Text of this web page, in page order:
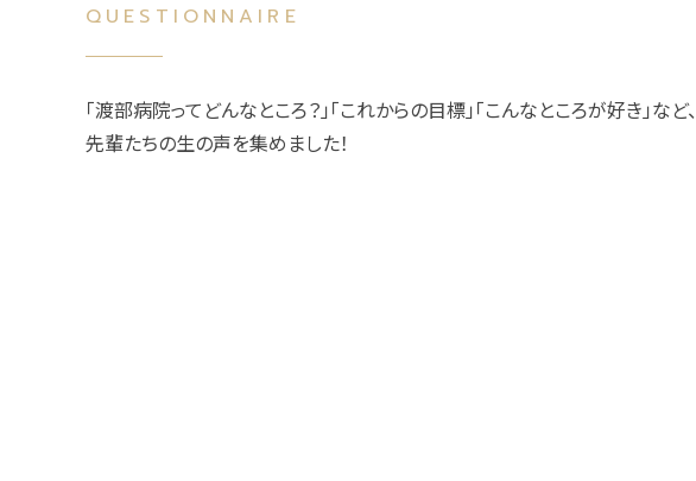
QUESTIONNAIRE
「渡部病院ってどんなところ？」「これからの目標」「こんなところが好き」など、
先輩たちの生の声を集めました！